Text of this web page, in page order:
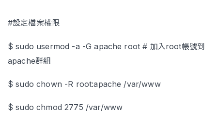
#設定檔案權限
$ sudo usermod -a -G apache root # 加入root帳號到
apache群組
$ sudo chown -R root:apache /var/www
$ sudo chmod 2775 /var/www